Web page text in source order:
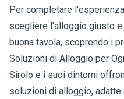
Per completare
scegliere l'alloggio giusto
buona tavola, scoprendo i
Soluzioni di Alloggio per
Sirolo e i suoi dintorni
soluzioni di alloggio,